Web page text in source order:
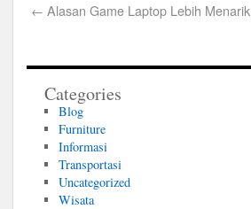
← Alasan Game Laptop Lebih Menarik
Categories
Blog
Furniture
Informasi
Transportasi
Uncategorized
Wisata